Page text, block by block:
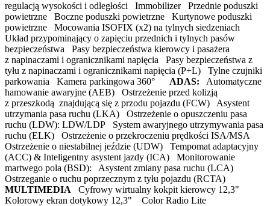
regulacją wysokości i odległości Immobilizer Przednie poduszki
powietrzne Boczne poduszki powietrzne Kurtynowe poduszki
powietrzne Mocowania ISOFIX (x2) na tylnych siedzeniach
Układ przypominający o zapięciu przednich i tylnych pasów
bezpieczeństwa Pasy bezpieczeństwa kierowcy i pasażera
z napinaczami i ogranicznikami napięcia Pasy bezpieczeństwa z
tyłu z napinaczami i ogranicznikami napięcia (P+L) Tylne czujniki
parkowania Kamera parkingowa 360°
ADAS:
Automatyczne
hamowanie awaryjne (AEB) Ostrzeżenie przed kolizją
z przeszkodą znajdującą się z przodu pojazdu (FCW) Asystent
utrzymania pasa ruchu (LKA) Ostrzeżenie o opuszczeniu pasa
ruchu (LDW): LDW/LDP System awaryjnego utrzymywania pasa
ruchu (ELK) Ostrzeżenie o przekroczeniu prędkości ISA/MSA
Ostrzeżenie o niestabilnej jeździe (UDW) Tempomat adaptacyjny
(ACC) & Inteligentny asystent jazdy (ICA) Monitorowanie
martwego pola (BSD): Asystent zmiany pasa ruchu (LCA)
Ostrzeganie o ruchu poprzecznym z tyłu pojazdu (RCTA)
MULTIMEDIA
Cyfrowy wirtualny kokpit kierowcy 12,3"
Kolorowy ekran dotykowy 12,3" Color Radio Lite